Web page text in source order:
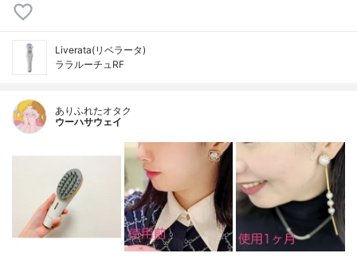
Liverata(リベラータ)
ララルーチュRF
ありふれたオタク
ウーハサウェイ